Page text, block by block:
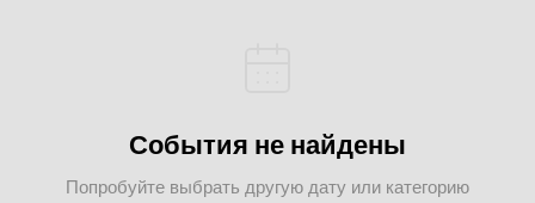
События не найдены
Попробуйте выбрать другую дату или категорию